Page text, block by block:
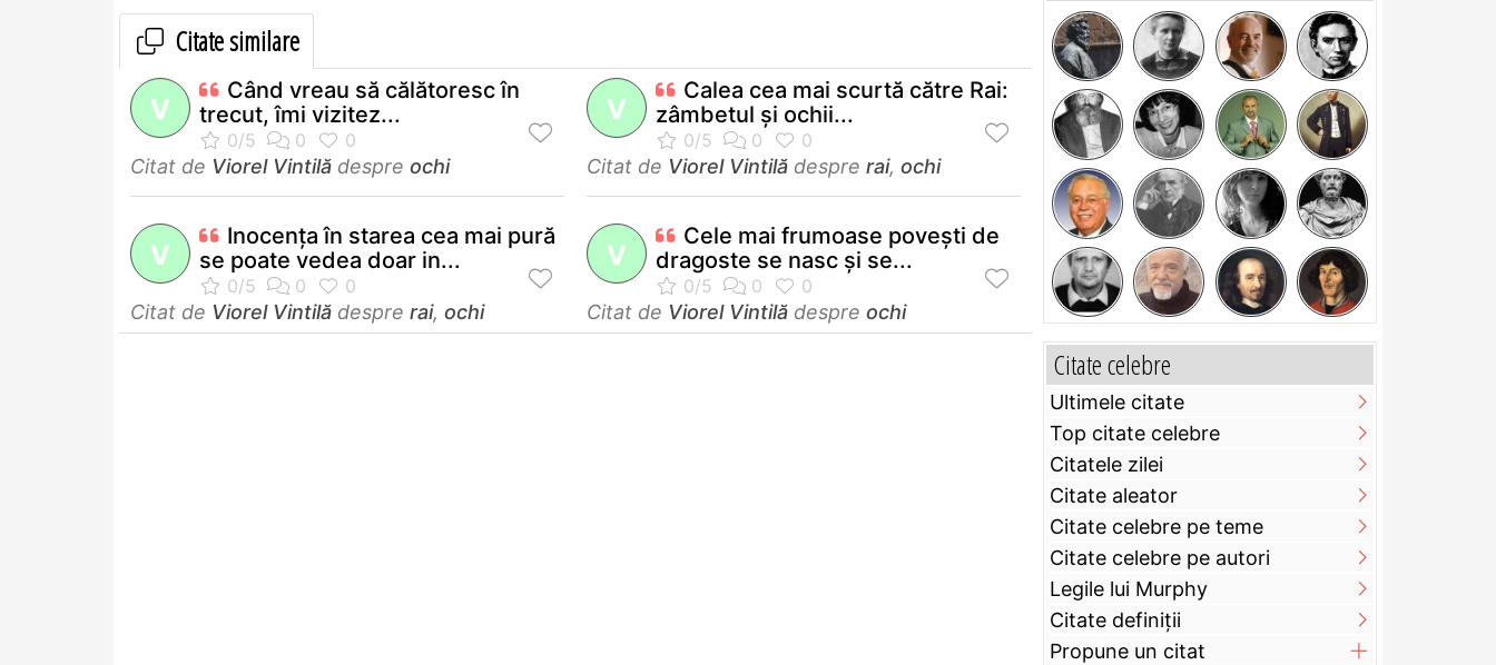
Citate similare
V
Când vreau să călătoresc în
trecut, îmi vizitez...
Citat de Viorel Vintilă despre ochi
V
Calea cea mai scurtă către Rai:
zâmbetul şi ochii...
Citat de Viorel Vintilă despre rai, ochi
V
Inocenţa în starea cea mai pură
se poate vedea doar in...
Citat de Viorel Vintilă despre rai, ochi
V
Cele mai frumoase poveşti de
dragoste se nasc şi se...
Citat de Viorel Vintilă despre ochi
Citate celebre
Ultimele citate
Top citate celebre
Citatele zilei
Citate aleator
Citate celebre pe teme
Citate celebre pe autori
Legile lui Murphy
Citate definiţii
Propune un citat